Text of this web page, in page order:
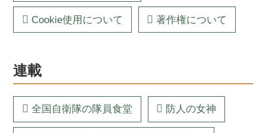
Cookie使用について 著作権について
連載
全国自衛隊の隊員食堂 防人の女神